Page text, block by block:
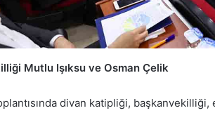
Mutlu Işıksu ve Osman Çelik
divan katipliği,